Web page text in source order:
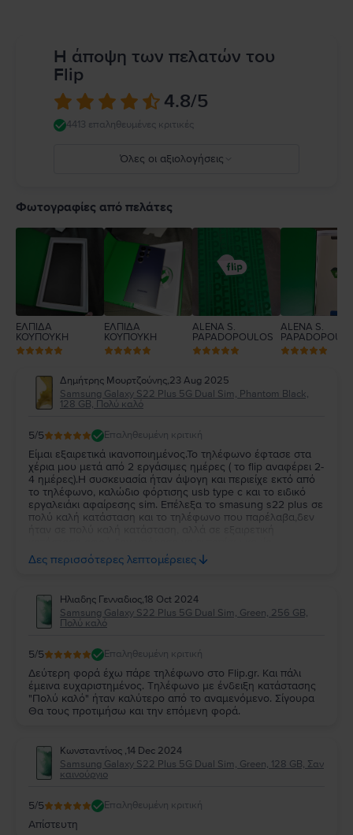
Η άποψη των πελατών του
Flip
4.8/5
4413 επαληθευμένες κριτικές
Όλες οι αξιολογήσεις
4
Φωτογραφίες από πελάτες
ΕΛΠΙΔΑ
ΚΟΥΠΟΥΚΗ
ΕΛΠΙΔΑ
ΚΟΥΠΟΥΚΗ
ALENA S.
PAPADOPOULOS
ALENA S.
Δημήτρης Μουρτζούνης,23 Aug 2025
Samsung Galaxy S22 Plus 5G Dual Sim, Phantom Black,
128 GB, Πολύ καλό
5/5 Επαληθευμένη κριτική
Είμαι εξαιρετικά ικανοποιημένος.Το τηλέφωνο έφτασε στα
χέρια μου μετά από 2 εργάσιμες ημέρες ( το flip αναφέρει 2-
4 ημέρες).Η συσκευασία ήταν άψογη και περιείχε εκτό από
το τηλέφωνο, καλώδιο φόρτισης usb type c και το ειδικό
εργαλειάκι αφαίρεσης sim. Επέλεξα το smasung s22 plus σε
πολύ καλή κατάσταση και το τηλέφωνο που παρέλαβα,δεν
γρατζουνιά/φθορά πίσω ή μπροστά.Η εγγύηση 2 ετών που
δίνουν είναι σίγουρα ισχυρός παράγοντας για να τους
άλλο.Αμβλύνουν τις αμφιβολίες για να αγοράσει κάποιος
ένα μεταχειρισμένο κινητό με μειωμένη τιμή έως 40% και το
σίγουρο είναι ότι αυτούς τους ελέγχους που λένε ότι έχουν
κάνει, τους έχουν κάνει όντως. Αυτά...
Δες περισσότερες λεπτομέρειες
Ηλιαδης Γενναδιος,18 Oct 2024
Samsung Galaxy S22 Plus 5G Dual Sim, Green, 256 GB,
Πολύ καλό
5/5 Επαληθευμένη κριτική
Δεύτερη φορά έχω πάρε τηλέφωνο στο Flip.gr. Και πάλι
έμεινα ευχαριστημένος. Τηλέφωνο με ένδειξη κατάστασης
"Πολύ καλό" ήταν καλύτερο από το αναμενόμενο. Σίγουρα
Θα τους προτιμήσω και την επόμενη φορά.
Κωνσταντίνος ,14 Dec 2024
Samsung Galaxy S22 Plus 5G Dual Sim, Green, 128 GB, Σαν
καινούργιο
5/5 Επαληθευμένη κριτική
Απίστευτη